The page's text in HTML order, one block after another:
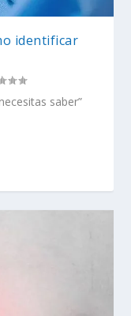
identificar
saber”